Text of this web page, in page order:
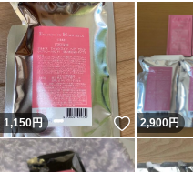
1,150円 いいね！
2,900円